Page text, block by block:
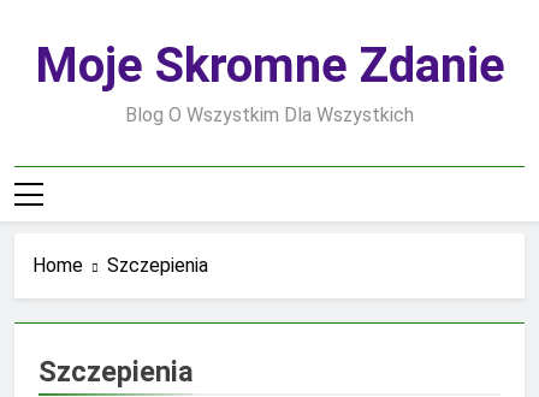
contentMoje Skromne Zdanie
Blog O Wszystkim Dla Wszystkich
Home Szczepienia
Szczepienia